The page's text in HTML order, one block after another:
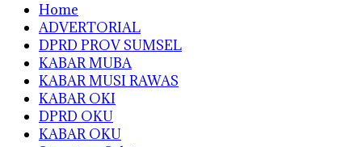
Home
ADVERTORIAL
DPRD PROV SUMSEL
KABAR MUBA
KABAR MUSI RAWAS
KABAR OKI
DPRD OKU
KABAR OKU